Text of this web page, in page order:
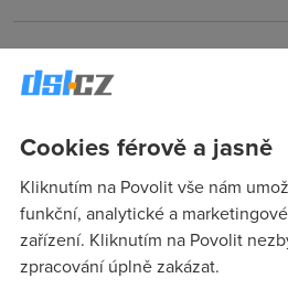
A já se ptám, na co je ten technik
je cena 2500 Kč dost. Ne? A nebo
speciálního - musí něco zapojit atd...
doRm(9.5.2005 07:25:25)
Cookies férově a jasně
Kliknutím na Povolit vše nám
funkční, analytické a
zařízení. Kliknutím na Povolit
zpracování úplně zakázat.